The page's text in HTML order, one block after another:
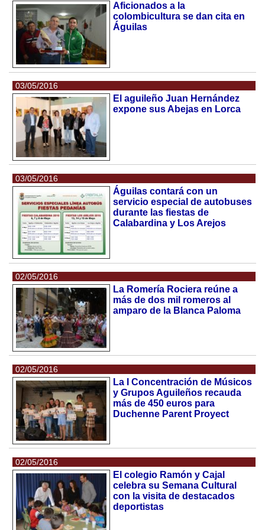
Aficionados a la
colombicultura se dan cita en
Águilas
03/05/2016
El aguileño Juan Hernández
expone sus Abejas en Lorca
03/05/2016
Águilas contará con un
servicio especial de autobuses
durante las fiestas de
Calabardina y Los Arejos
02/05/2016
La Romería Rociera reúne a
más de dos mil romeros al
amparo de la Blanca Paloma
02/05/2016
La I Concentración de Músicos
y Grupos Aguileños recauda
más de 450 euros para
Duchenne Parent Proyect
02/05/2016
El colegio Ramón y Cajal
celebra su Semana Cultural
con la visita de destacados
deportistas